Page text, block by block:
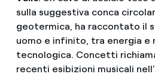
sulla suggestiva conca
geotermica, ha raccontato il
uomo e infinito, tra energia e
tecnologica. Concetti
recenti esibizioni musicali